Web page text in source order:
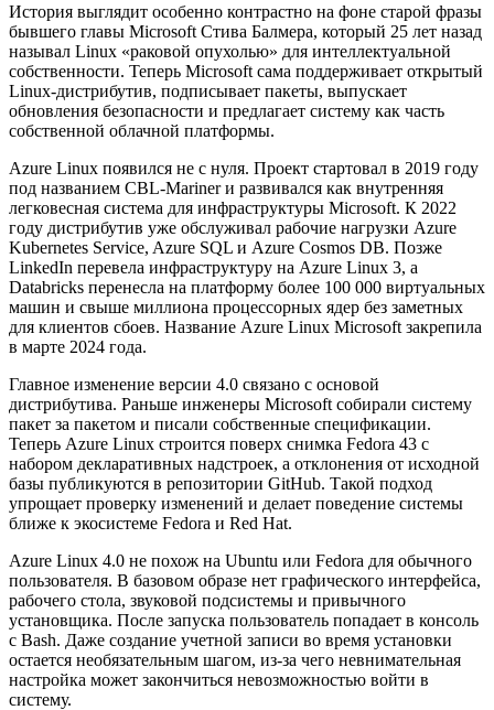
История выглядит особенно контрастно на фоне старой фразы
бывшего главы Microsoft Стива Балмера, который 25 лет назад
называл Linux «раковой опухолью» для интеллектуальной
собственности. Теперь Microsoft сама поддерживает открытый
Linux-дистрибутив, подписывает пакеты, выпускает
обновления безопасности и предлагает систему как часть
собственной облачной платформы.
Azure Linux появился не с нуля. Проект стартовал в 2019 году
под названием CBL-Mariner и развивался как внутренняя
легковесная система для инфраструктуры Microsoft. К 2022
году дистрибутив уже обслуживал рабочие нагрузки Azure
Kubernetes Service, Azure SQL и Azure Cosmos DB. Позже
LinkedIn перевела инфраструктуру на Azure Linux 3, а
Databricks перенесла на платформу более 100 000 виртуальных
машин и свыше миллиона процессорных ядер без заметных
для клиентов сбоев. Название Azure Linux Microsoft закрепила
в марте 2024 года.
Главное изменение версии 4.0 связано с основой
дистрибутива. Раньше инженеры Microsoft собирали систему
пакет за пакетом и писали собственные спецификации.
Теперь Azure Linux строится поверх снимка Fedora 43 с
набором декларативных надстроек, а отклонения от исходной
базы публикуются в репозитории GitHub. Такой подход
упрощает проверку изменений и делает поведение системы
ближе к экосистеме Fedora и Red Hat.
Azure Linux 4.0 не похож на Ubuntu или Fedora для обычного
пользователя. В базовом образе нет графического интерфейса,
рабочего стола, звуковой подсистемы и привычного
установщика. После запуска пользователь попадает в консоль
с Bash. Даже создание учетной записи во время установки
остается необязательным шагом, из-за чего невнимательная
настройка может закончиться невозможностью войти в
систему.